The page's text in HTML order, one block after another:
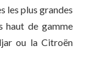
les plus grandes
haut de gamme
ou la Citroën